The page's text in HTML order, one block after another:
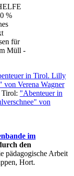
%
für
Müll -
Tirol: "Abenteuer in
von
im
den
pädagogische Arbeit
Hort.